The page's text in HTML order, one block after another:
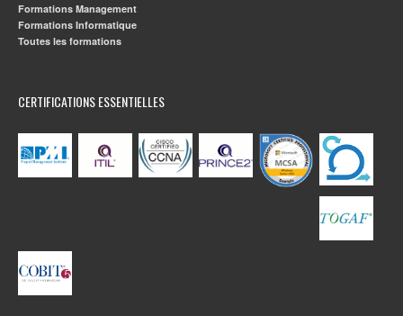
Formations Management
Formations Informatique
Toutes les formations
CERTIFICATIONS ESSENTIELLES